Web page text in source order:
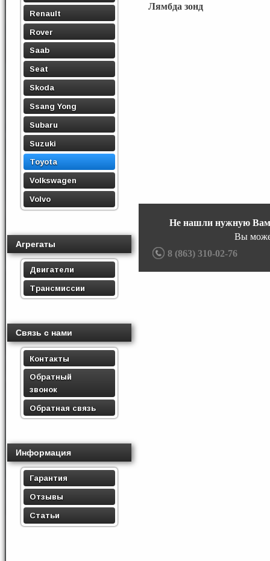
Renault
Rover
Saab
Seat
Skoda
Ssang Yong
Subaru
Suzuki
Toyota
Volkswagen
Volvo
Агрегаты
Двигатели
Трансмиссии
Связь с нами
Контакты
Обратный
звонок
Обратная связь
Информация
Гарантия
Отзывы
Статьи
Лямбда зонд
Не нашли нужную Вам
Вы
8 (863) 310-02-76